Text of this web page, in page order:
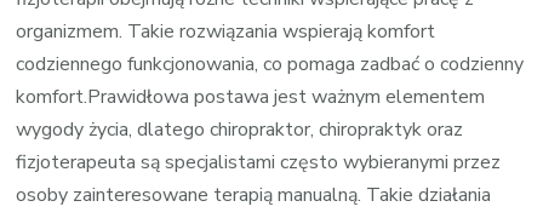
organizmem. Takie rozwiązania wspierają komfort
codziennego funkcjonowania, co pomaga zadbać o codzienny
komfort.Prawidłowa postawa jest ważnym elementem
wygody życia, dlatego chiropraktor, chiropraktyk oraz
fizjoterapeuta są specjalistami często wybieranymi przez
osoby zainteresowane terapią manualną. Takie działania